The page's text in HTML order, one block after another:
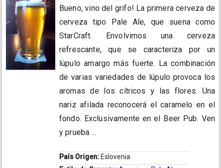
Bueno, vino del grifo! La primera cerveza de
cerveza tipo Pale Ale, que suena como
StarCraft. Envolvimos una cerveza
refrescante, que se caracteriza por un
lúpulo amargo más fuerte. La combinación
de varias variedades de lúpulo provoca los
aromas de los cítricos y las flores. Una
nariz afilada reconocerá el caramelo en el
fondo. Exclusivamente en el Beer Pub. Ven
y prueba ...
País Origen: Eslovenia